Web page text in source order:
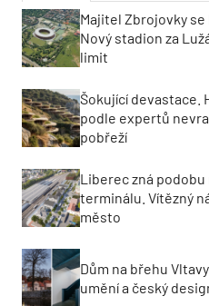
Majitel Zbrojovky se
Nový stadion za
limit
Šokující devastace.
podle expertů
pobřeží
Liberec zná
terminálu. Vítězný
město
Dům na břehu
umění a český